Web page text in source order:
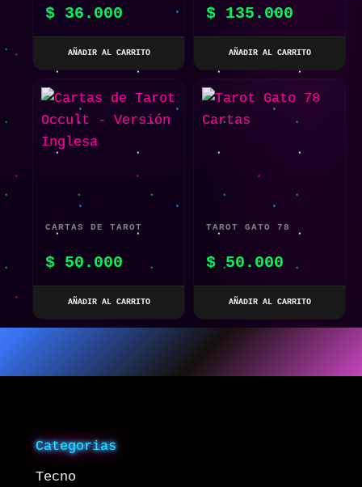
ADDAMS
$ 36.000
AÑADIR AL CARRITO
LEMARCHAND
$ 135.000
AÑADIR AL CARRITO
CARTAS DE TAROT
INGLESA
$ 50.000
AÑADIR AL CARRITO
TAROT GATO 78
$ 50.000
AÑADIR AL CARRITO
Categorias
Tecno